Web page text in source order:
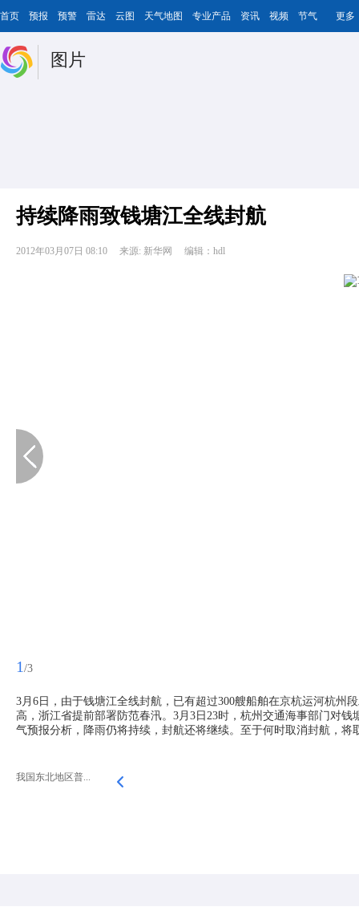
首页 预报 预警 雷达 云图 天气地图 专业产品 资讯 视频 节气 更多
图片
持续降雨致钱塘江全线封航
2012年03月07日 08:10 来源: 新华网 编辑：hdl
1 /3
3月6日，由于钱塘江全线封航，已有超过300艘船舶在京杭运河杭州
高，浙江省提前部署防范春汛。3月3日23时，杭州交通海事部门对
气预报分析，降雨仍将持续，封航还将继续。至于何时取消封航，
我国东北地区普...